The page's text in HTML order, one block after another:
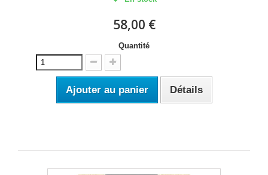
58,00 €
Quantité
Ajouter au panier Détails